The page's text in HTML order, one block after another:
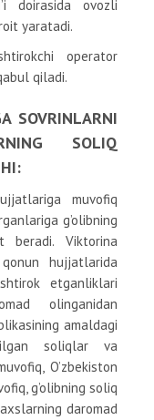
doirasida ovozli
yaratadi.
operator
qiladi.
SOVRINLARNI
SOLIQ
muvofiq
g’olibning
beradi. Viktorina
qonun hujjatlarida
etganliklari
olinganidan
amaldagi
soliqlar va
O’zbekiston
g’olibning soliq
daromad